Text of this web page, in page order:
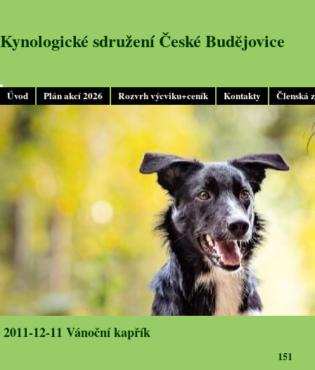
Úvod Plán akcí 2026 Rozvrh výcviku+ceník Kontakty Členská
Kynologické sdružení České Budějovice
2011-12-11 Vánoční kapřík
151